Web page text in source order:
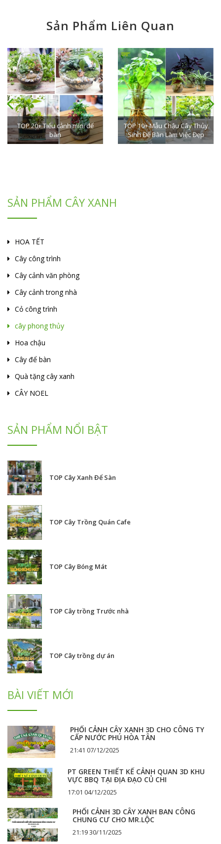
Sản Phẩm Liên Quan
TOP 10+ Mẫu Chậu Cây Thủy
Sinh Để Bàn Làm Việc Đẹp
TOP 10+ Mẫu Chậu Hoa Để
Bàn Làm Việc Đẹp
SẢN PHẨM CÂY XANH
HOA TẾT
Cây công trình
Cây cảnh văn phòng
Cây cảnh trong nhà
Cỏ công trình
cây phong thủy
Hoa chậu
Cây để bàn
Quà tặng cây xanh
CÂY NOEL
SẢN PHẨM NỔI BẬT
TOP Cây Xanh Để Sàn
TOP Cây Trồng Quán Cafe
TOP Cây Bóng Mát
TOP Cây trồng Trước nhà
TOP Cây trồng dự án
BÀI VIẾT MỚI
PHỐI CẢNH CÂY XANH 3D CHO CÔNG TY
CẤP NƯỚC PHÚ HÒA TÂN
21:41 07/12/2025
PT GREEN THIẾT KẾ CẢNH QUAN 3D KHU
VỰC BBQ TẠI ĐỊA ĐẠO CỦ CHI
17:01 04/12/2025
PHỐI CẢNH 3D CÂY XANH BAN CÔNG
CHUNG CƯ CHO MR.LỘC
21:19 30/11/2025